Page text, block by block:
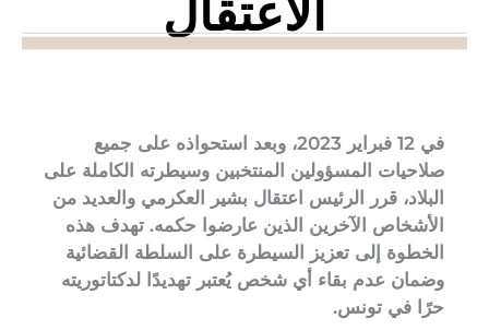
الاعتقال
في 12 فبراير 2023، وبعد استحواذه على جميع
صلاحيات المسؤولين المنتخبين وسيطرته الكاملة على
البلاد، قرر الرئيس اعتقال بشير العكرمي والعديد من
الأشخاص الآخرين الذين عارضوا حكمه. تهدف هذه
الخطوة إلى تعزيز السيطرة على السلطة القضائية
وضمان عدم بقاء أي شخص يُعتبر تهديدًا لدكتاتوريته
حرًا في تونس.